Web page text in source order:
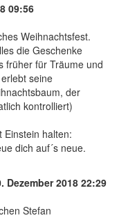
09:56
Weihnachtsfest.
die Geschenke
früher für Träume und
seine
der
kontrolliert)
Einstein halten:
dich auf´s neue.
Dezember 2018 22:29
Stefan